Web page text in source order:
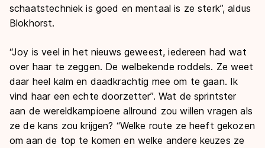
schaatstechniek is goed en mentaal is ze sterk”, aldus
Blokhorst.
“Joy is veel in het nieuws geweest, iedereen had wat
over haar te zeggen. De welbekende roddels. Ze weet
daar heel kalm en daadkrachtig mee om te gaan. Ik
vind haar een echte doorzetter”. Wat de sprintster
aan de wereldkampioene allround zou willen vragen als
ze de kans zou krijgen? “Welke route ze heeft gekozen
om aan de top te komen en welke andere keuzes ze